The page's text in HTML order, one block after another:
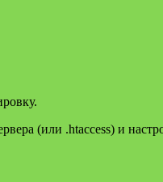
(или .htaccess) и